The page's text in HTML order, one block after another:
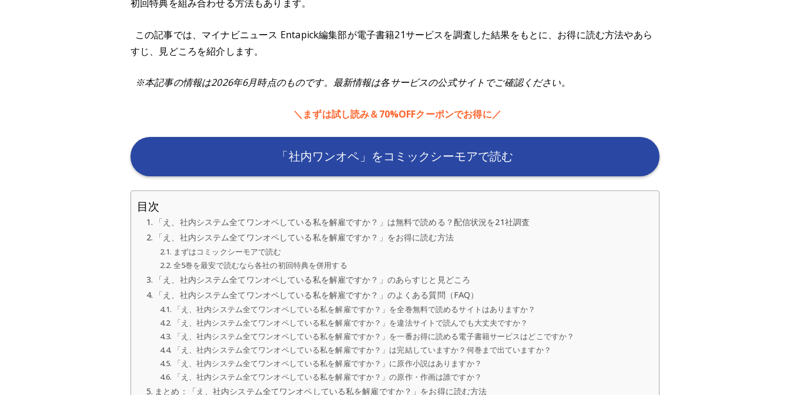
初回特典を組み合わせる方法もあります。
この記事では、マイナビニュース Entapick編集部が電子書籍21サービスを調査した結果をもとに、お得に読む方法やあら
すじ、見どころを紹介します。
※本記事の情報は2026年6月時点のものです。最新情報は各サービスの公式サイトでご確認ください。
＼まずは試し読み＆70%OFFクーポンでお得に／
「社内ワンオペ」をコミックシーモアで読む
目次
「え、社内システム全てワンオペしている私を解雇ですか？」は無料で読める？配信状況を21社調査
「え、社内システム全てワンオペしている私を解雇ですか？」をお得に読む方法
まずはコミックシーモアで読む
全5巻を最安で読むなら各社の初回特典を併用する
「え、社内システム全てワンオペしている私を解雇ですか？」のあらすじと見どころ
「え、社内システム全てワンオペしている私を解雇ですか？」のよくある質問（FAQ）
「え、社内システム全てワンオペしている私を解雇ですか？」を全巻無料で読めるサイトはありますか？
「え、社内システム全てワンオペしている私を解雇ですか？」を違法サイトで読んでも大丈夫ですか？
「え、社内システム全てワンオペしている私を解雇ですか？」を一番お得に読める電子書籍サービスはどこですか？
「え、社内システム全てワンオペしている私を解雇ですか？」は完結していますか？何巻まで出ていますか？
「え、社内システム全てワンオペしている私を解雇ですか？」に原作小説はありますか？
「え、社内システム全てワンオペしている私を解雇ですか？」の原作・作画は誰ですか？
まとめ：「え、社内システム全てワンオペしている私を解雇ですか？」をお得に読む方法